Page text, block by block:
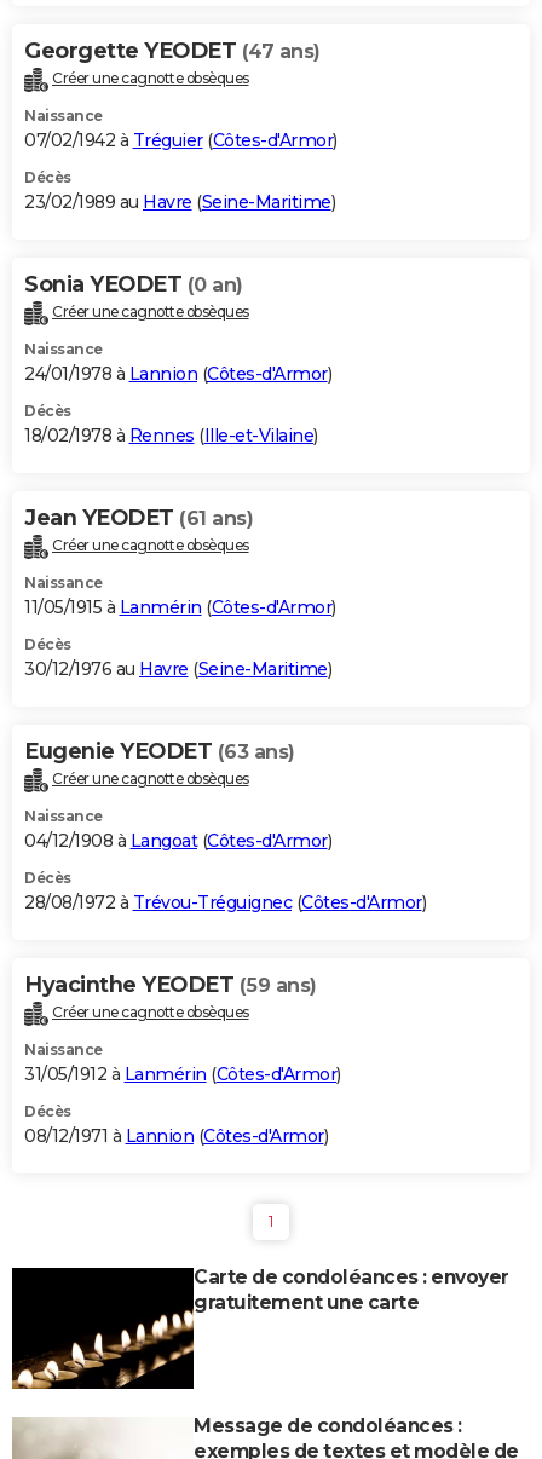
Georgette YEODET (47 ans)
Créer une cagnotte obsèques
Naissance
07/02/1942 à Tréguier(Côtes-d'Armor)
Décès
23/02/1989 au Havre (Seine-Maritime)
Sonia YEODET (0 an)
Créer une cagnotte obsèques
Naissance
24/01/1978 à Lannion (Côtes-d'Armor)
Décès
18/02/1978 à Rennes (Ille-et-Vilaine)
Jean YEODET (61 ans)
Créer une cagnotte obsèques
Naissance
11/05/1915 à Lanmérin (Côtes-d'Armor)
Décès
30/12/1976 au Havre (Seine-Maritime)
Eugenie YEODET (63 ans)
Créer une cagnotte obsèques
Naissance
04/12/1908 à Langoat(Côtes-d'Armor)
Décès
28/08/1972 à Trévou-Tréguignec(Côtes-d'Armor)
Hyacinthe YEODET (59 ans)
Créer une cagnotte obsèques
Naissance
31/05/1912 à Lanmérin (Côtes-d'Armor)
Décès
08/12/1971 à Lannion (Côtes-d'Armor)
1
Carte de condoléances : envoyer
gratuitement une carte
Message de condoléances :
exemples de textes et modèle de